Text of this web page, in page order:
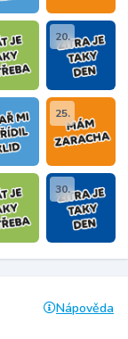
20.
25.
30.
Nápověda